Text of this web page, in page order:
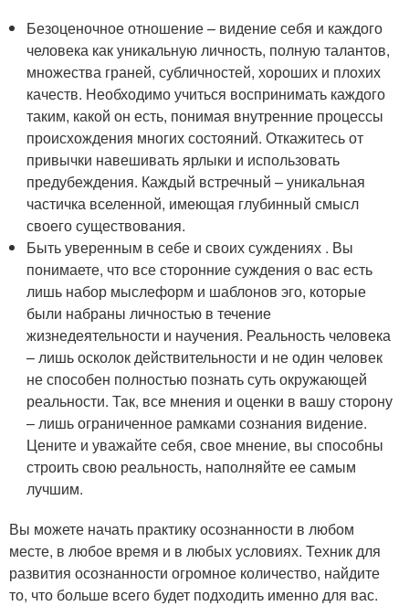
Безоценочное отношение – видение себя и каждого
человека как уникальную личность, полную талантов,
множества граней, субличностей, хороших и плохих
качеств. Необходимо учиться воспринимать каждого
таким, какой он есть, понимая внутренние процессы
происхождения многих состояний. Откажитесь от
привычки навешивать ярлыки и использовать
предубеждения. Каждый встречный – уникальная
частичка вселенной, имеющая глубинный смысл
своего существования.
Быть уверенным в себе и своих суждениях . Вы
понимаете, что все сторонние суждения о вас есть
лишь набор мыслеформ и шаблонов эго, которые
были набраны личностью в течение
жизнедеятельности и научения. Реальность человека
– лишь осколок действительности и не один человек
не способен полностью познать суть окружающей
реальности. Так, все мнения и оценки в вашу сторону
– лишь ограниченное рамками сознания видение.
Цените и уважайте себя, свое мнение, вы способны
строить свою реальность, наполняйте ее самым
лучшим.
Вы можете начать практику осознанности в любом
месте, в любое время и в любых условиях. Техник для
развития осознанности огромное количество, найдите
то, что больше всего будет подходить именно для вас.